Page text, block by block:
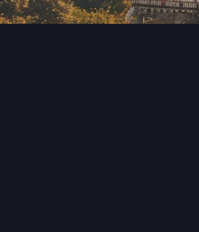
Horizon